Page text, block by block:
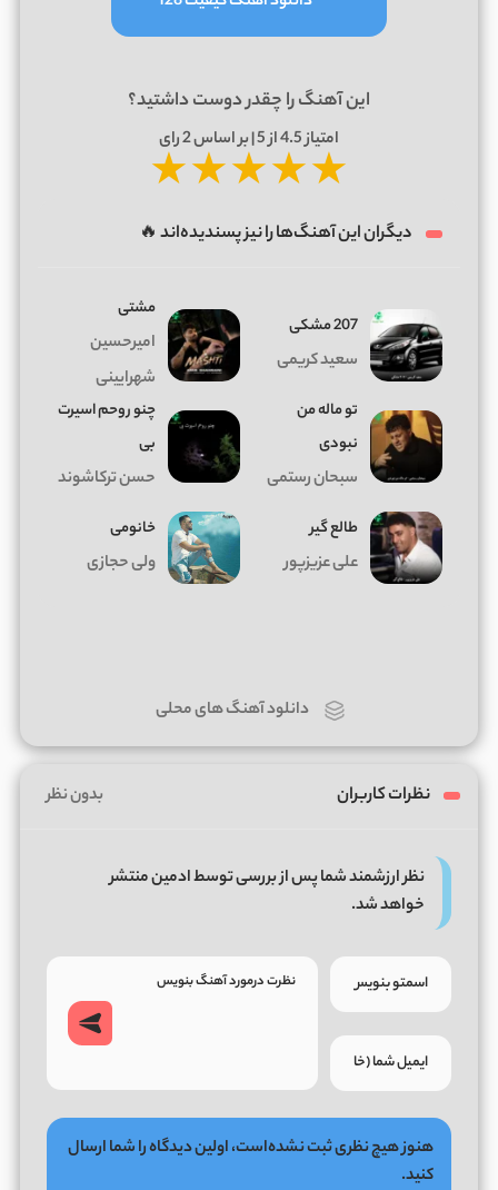
این آهنگ را چقدر دوست داشتید؟
امتیاز4.5از 5 | بر اساس 2رای
★★★★★
دیگران این آهنگ‌ها را نیز پسندیده‌اند 🔥
207 مشکی
سعید کریمی
مشتی
امیرحسین
شهرایینی
تو ماله من
نبودی
سبحان رستمی
چنو روحم اسیرت
بی
حسن ترکاشوند
طالع گیر
علی عزیزپور
خانومی
ولی حجازی
دانلود آهنگ های محلی
نظرات کاربران بدون نظر
نظر ارزشمند شما پس از بررسی توسط ادمین منتشر
خواهد شد.
هنوز هیچ نظری ثبت نشده‌است، اولین دیدگاه را شما ارسال
کنید.